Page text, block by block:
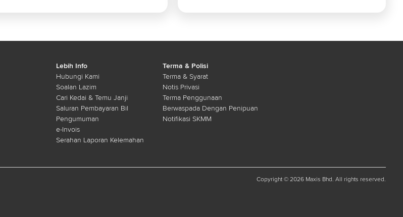
Lebih Info
Hubungi Kami
Soalan Lazim
Cari Kedai & Temu Janji
Saluran Pembayaran Bil
Pengumuman
e-Invois
Serahan Laporan Kelemahan
Terma & Polisi
Terma & Syarat
Notis Privasi
Terma Penggunaan
Berwaspada Dengan Penipuan
Notifikasi SKMM
Copyright © 2026 Maxis Bhd. All rights reserved.